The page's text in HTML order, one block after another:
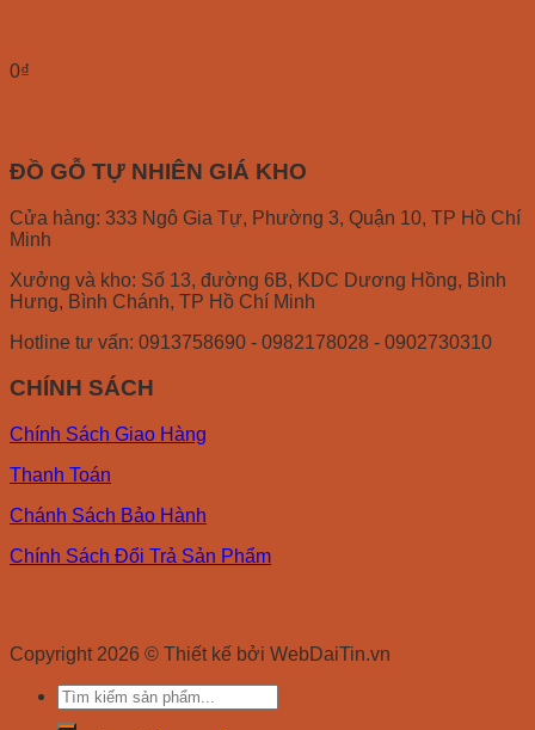
0₫
ĐỒ GỖ TỰ NHIÊN GIÁ KHO
Cửa hàng: 333 Ngô Gia Tự, Phường 3, Quận 10, TP Hồ Chí
Minh
Xưởng và kho: Số 13, đường 6B, KDC Dương Hồng, Bình
Hưng, Bình Chánh, TP Hồ Chí Minh
Hotline tư vấn: 0913758690 - 0982178028 - 0902730310
CHÍNH SÁCH
Chính Sách Giao Hàng
Thanh Toán
Chánh Sách Bảo Hành
Chính Sách Đổi Trả Sản Phẩm
Copyright 2026 © Thiết kế bởi WebDaiTin.vn
Search
for: